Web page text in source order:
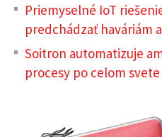
Priemyselné IoT
predchádzať haváriám
Soitron automatizuje
procesy po celom svete